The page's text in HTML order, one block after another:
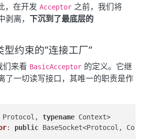
，在开发 Acceptor 之前，我们将
离， 下沉到了最底层的
约束的“连接工厂”
们来看 BasicAcceptor 的定义。它继
了一切读写接口，其唯一的职责是作
Protocol, typename
: public